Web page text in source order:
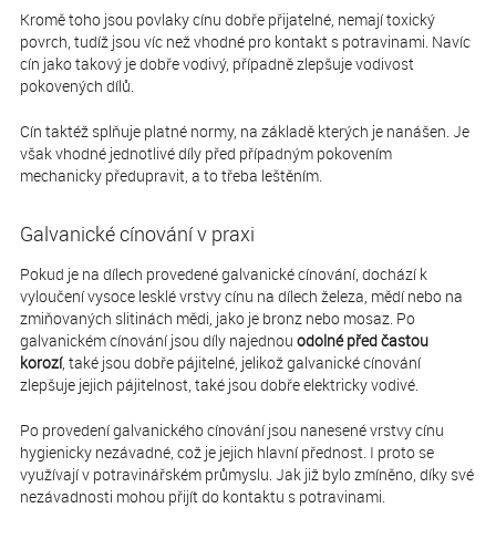
Kromě toho jsou povlaky cínu dobře přijatelné, nemají toxický
povrch, tudíž jsou víc než vhodné pro kontakt s potravinami. Navíc
cín jako takový je dobře vodivý, případně zlepšuje vodivost
pokovených dílů.
Cín taktéž splňuje platné normy, na základě kterých je nanášen. Je
však vhodné jednotlivé díly před případným pokovením
mechanicky předupravit, a to třeba leštěním.
Galvanické cínování v praxi
Pokud je na dílech provedené galvanické cínování, dochází k
vyloučení vysoce lesklé vrstvy cínu na dílech železa, mědí nebo na
zmiňovaných slitinách mědi, jako je bronz nebo mosaz. Po
galvanickém cínování jsou díly najednou odolné před častou
korozí, také jsou dobře pájitelné, jelikož galvanické cínování
zlepšuje jejich pájitelnost, také jsou dobře elektricky vodivé.
Po provedení galvanického cínování jsou nanesené vrstvy cínu
hygienicky nezávadné, což je jejich hlavní přednost. I proto se
využívají v potravinářském průmyslu. Jak již bylo zmíněno, díky své
nezávadnosti mohou přijít do kontaktu s potravinami.